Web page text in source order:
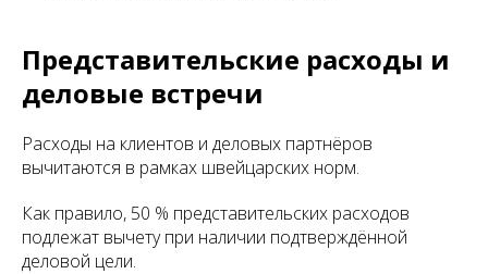
Представительские расходы и
деловые встречи
Расходы на клиентов и деловых партнёров
вычитаются в рамках швейцарских норм.
Как правило, 50 % представительских расходов
подлежат вычету при наличии подтверждённой
деловой цели.